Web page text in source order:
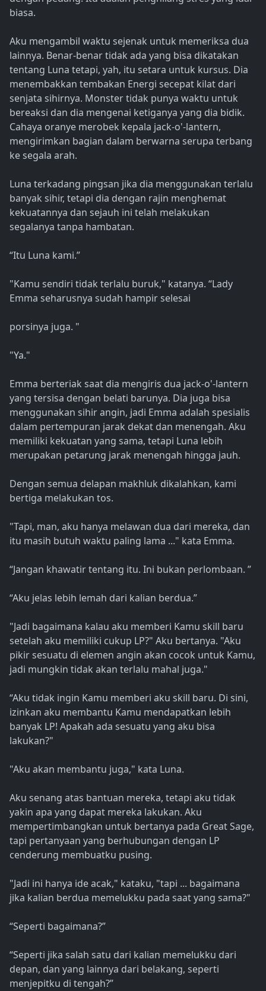
biasa.
Aku mengambil waktu sejenak untuk memeriksa dua
lainnya. Benar-benar tidak ada yang bisa dikatakan
tentang Luna tetapi, yah, itu setara untuk kursus. Dia
menembakkan tembakan Energi secepat kilat dari
senjata sihirnya. Monster tidak punya waktu untuk
bereaksi dan dia mengenai ketiganya yang dia bidik.
Cahaya oranye merobek kepala jack-o'-lantern,
mengirimkan bagian dalam berwarna serupa terbang
ke segala arah.
Luna terkadang pingsan jika dia menggunakan terlalu
banyak sihir, tetapi dia dengan rajin menghemat
kekuatannya dan sejauh ini telah melakukan
segalanya tanpa hambatan.
“Itu Luna kami.”
"Kamu sendiri tidak terlalu buruk," katanya. “Lady
Emma seharusnya sudah hampir selesai
porsinya juga. "
"Ya."
Emma berteriak saat dia mengiris dua jack-o'-lantern
yang tersisa dengan belati barunya. Dia juga bisa
menggunakan sihir angin, jadi Emma adalah spesialis
dalam pertempuran jarak dekat dan menengah. Aku
memiliki kekuatan yang sama, tetapi Luna lebih
merupakan petarung jarak menengah hingga jauh.
Dengan semua delapan makhluk dikalahkan, kami
bertiga melakukan tos.
"Tapi, man, aku hanya melawan dua dari mereka, dan
itu masih butuh waktu paling lama ..." kata Emma.
“Jangan khawatir tentang itu. Ini bukan perlombaan. ”
“Aku jelas lebih lemah dari kalian berdua.”
"Jadi bagaimana kalau aku memberi Kamu skill baru
setelah aku memiliki cukup LP?" Aku bertanya. "Aku
pikir sesuatu di elemen angin akan cocok untuk Kamu,
jadi mungkin tidak akan terlalu mahal juga."
“Aku tidak ingin Kamu memberi aku skill baru. Di sini,
izinkan aku membantu Kamu mendapatkan lebih
banyak LP! Apakah ada sesuatu yang aku bisa
lakukan?"
"Aku akan membantu juga," kata Luna.
Aku senang atas bantuan mereka, tetapi aku tidak
yakin apa yang dapat mereka lakukan. Aku
mempertimbangkan untuk bertanya pada Great Sage,
tapi pertanyaan yang berhubungan dengan LP
cenderung membuatku pusing.
"Jadi ini hanya ide acak," kataku, "tapi ... bagaimana
jika kalian berdua memelukku pada saat yang sama?"
“Seperti bagaimana?”
“Seperti jika salah satu dari kalian memelukku dari
depan, dan yang lainnya dari belakang, seperti
menjepitku di tengah?”